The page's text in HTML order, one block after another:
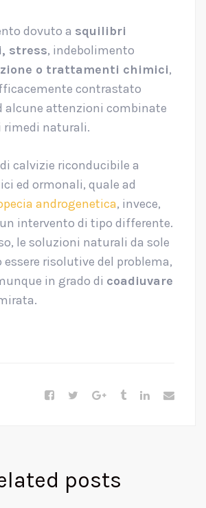
dovuto a squilibri
stress, indebolimento
o trattamenti chimici,
contrastato
alcune attenzioni combinate
rimedi naturali.
calvizie riconducibile a
ed ormonali, quale ad
androgenetica, invece,
intervento di tipo differente.
le soluzioni naturali da sole
essere risolutive del problema,
in grado di coadiuvare
posts